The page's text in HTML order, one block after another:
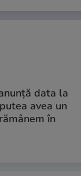
data la
avea un
în